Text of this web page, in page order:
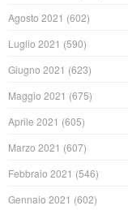
Agosto 2021 (602)
Luglio 2021 (590)
Giugno 2021 (623)
Maggio 2021 (675)
Aprile 2021 (605)
Marzo 2021 (607)
Febbraio 2021 (546)
Gennaio 2021 (602)